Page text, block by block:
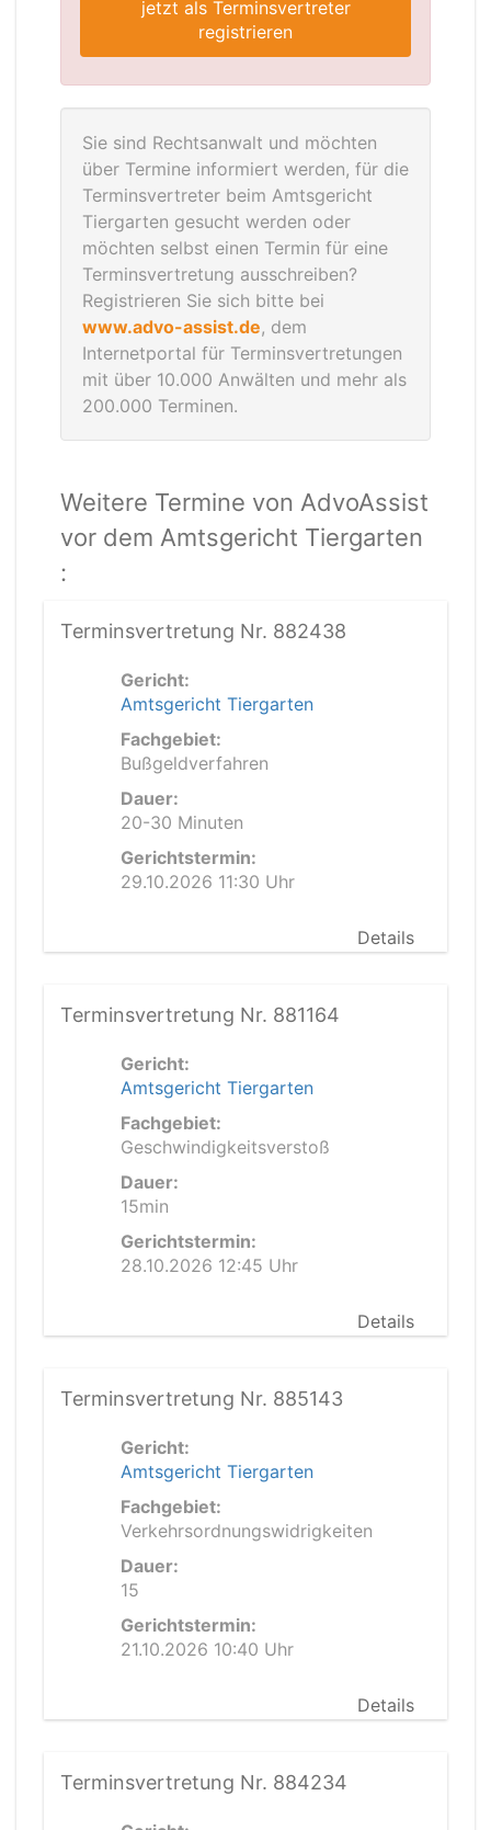
jetzt als Terminsvertreter
registrieren
Sie sind Rechtsanwalt und möchten
über Termine informiert werden, für die
Terminsvertreter beim Amtsgericht
Tiergarten gesucht werden oder
möchten selbst einen Termin für eine
Terminsvertretung ausschreiben?
Registrieren Sie sich bitte bei
www.advo-assist.de, dem
Internetportal für Terminsvertretungen
mit über 10.000 Anwälten und mehr als
200.000 Terminen.
Weitere Termine von AdvoAssist
vor dem Amtsgericht Tiergarten
:
Terminsvertretung Nr. 882438
Gericht:
Amtsgericht Tiergarten
Fachgebiet:
Bußgeldverfahren
Dauer:
20-30 Minuten
Gerichtstermin:
29.10.2026 11:30 Uhr
Details
Terminsvertretung Nr. 881164
Gericht:
Amtsgericht Tiergarten
Fachgebiet:
Geschwindigkeitsverstoß
Dauer:
15min
Gerichtstermin:
28.10.2026 12:45 Uhr
Details
Terminsvertretung Nr. 885143
Gericht:
Amtsgericht Tiergarten
Fachgebiet:
Verkehrsordnungswidrigkeiten
Dauer:
15
Gerichtstermin:
21.10.2026 10:40 Uhr
Details
Terminsvertretung Nr. 884234